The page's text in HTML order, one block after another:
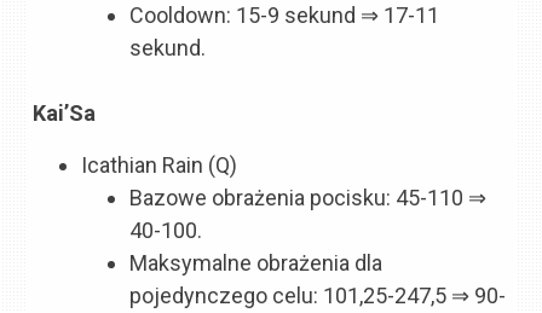
Cooldown: 15-9 sekund ⇒ 17-11
sekund.
Kai’Sa
Icathian Rain (Q)
Bazowe obrażenia pocisku: 45-110 ⇒
40-100.
Maksymalne obrażenia dla
pojedynczego celu: 101,25-247,5 ⇒ 90-